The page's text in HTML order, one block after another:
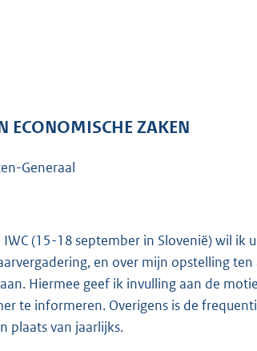
ECONOMISCHE ZAKEN
Generaal
(15-18 september in Slovenië) wil ik
en over mijn opstelling
Hiermee geef ik invulling aan de
te informeren. Overigens is de
plaats van jaarlijks.